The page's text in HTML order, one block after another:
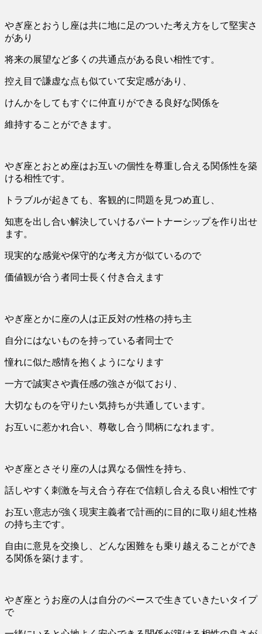
やぎ座とおうし座は共に地に足のついた考え方をして堅実さ
があり
将来の展望など多くの共通点がある良い相性です。
控え目で謙虚な点も似ていて安定感があり、
けんかをしてもすぐに仲直りができる良好な関係を
維持することができます。
やぎ座とおとめ座はお互いの個性を尊重し合える関係性を築
ける相性です。
トラブルが起きても、客観的に問題を見つめ直し、
知恵を出し合い解決していけるパートナーシップを作り出せ
ます。
現実的な感覚や保守的な考え方が似ているので
価値観が合う者同士長く付き合えます
やぎ座とかに座の人は正反対の性格の持ち主
自分にはないものを持っている者同士で
憧れに似た感情を抱くようになります
一方で誠実さや責任感の強さが似ており、
大切なものを守りたい気持ちが共通しています。
お互いに惹かれ合い、尊敬し合う間柄になれます。
やぎ座とさそり座の人は異なる個性を持ち、
話しやすく刺激を与え合う存在で信頼し合える良い相性です
お互い意志が強く現実主義者で計画的に目的に取り組む性格
の持ち主です。
自由に意見を交換し、どんな困難をも乗り越えることができ
る関係を築けます。
やぎ座とうお座の人は自分のペースで生きていきたいタイプ
で